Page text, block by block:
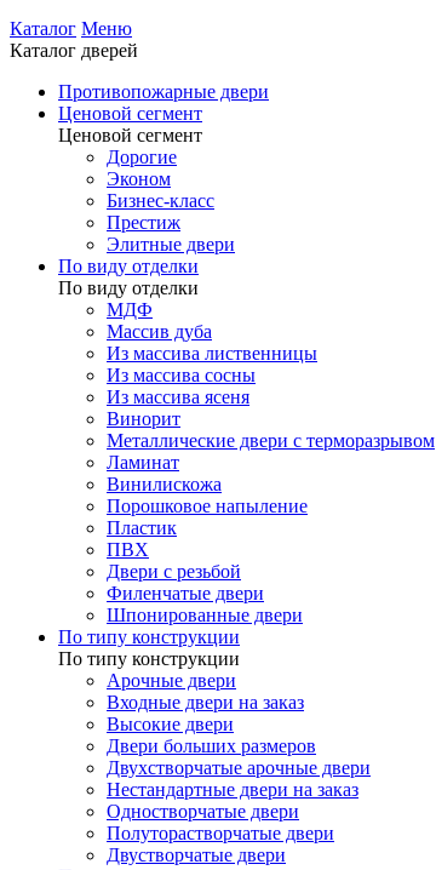
Каталог Меню
Каталог дверей
Противопожарные двери
Ценовой сегмент
Ценовой сегмент
Дорогие
Эконом
Бизнес-класс
Престиж
Элитные двери
По виду отделки
По виду отделки
МДФ
Массив дуба
Из массива лиственницы
Из массива сосны
Из массива ясеня
Винорит
Металлические двери с терморазрывом
Ламинат
Винилискожа
Порошковое напыление
Пластик
ПВХ
Двери с резьбой
Филенчатые двери
Шпонированные двери
По типу конструкции
По типу конструкции
Арочные двери
Входные двери на заказ
Высокие двери
Двери больших размеров
Двухстворчатые арочные двери
Нестандартные двери на заказ
Одностворчатые двери
Полуторастворчатые двери
Двустворчатые двери